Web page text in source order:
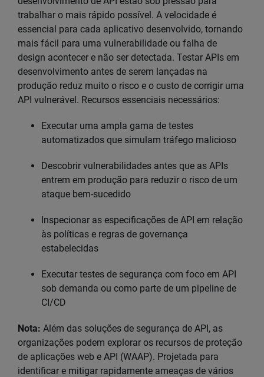
trabalhar o mais rápido possível. A velocidade é
essencial para cada aplicativo desenvolvido, tornando
mais fácil para uma vulnerabilidade ou falha de
design acontecer e não ser detectada. Testar APIs em
desenvolvimento antes de serem lançadas na
produção reduz muito o risco e o custo de corrigir uma
API vulnerável. Recursos essenciais necessários:
Executar uma ampla gama de testes
automatizados que simulam tráfego malicioso
Descobrir vulnerabilidades antes que as APIs
entrem em produção para reduzir o risco de um
ataque bem-sucedido
Inspecionar as especificações de API em relação
às políticas e regras de governança
estabelecidas
Executar testes de segurança com foco em API
sob demanda ou como parte de um pipeline de
CI/CD
Nota: Além das soluções de segurança de API, as
organizações podem explorar os recursos de proteção
de aplicações web e API (WAAP). Projetada para
identificar e mitigar rapidamente ameaças de vários